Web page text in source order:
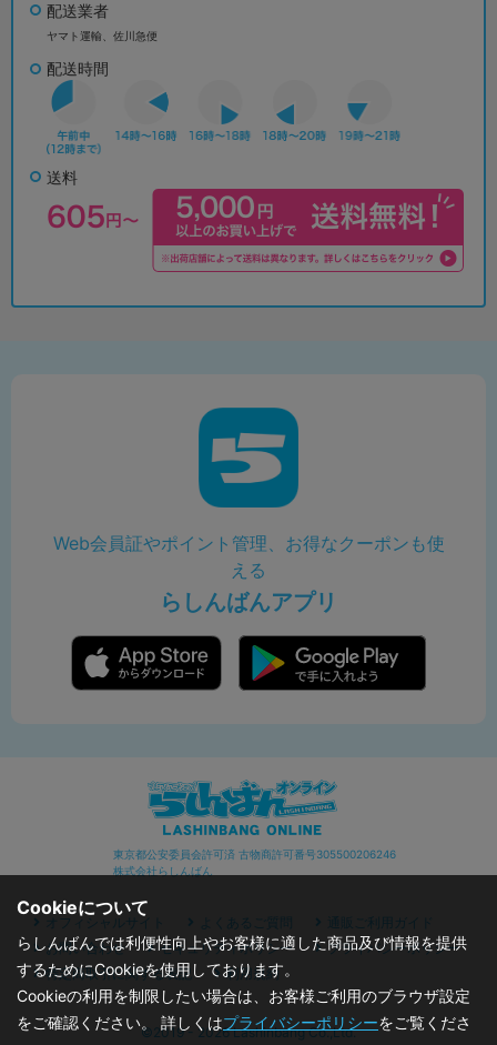
配送業者
ヤマト運輸、佐川急便
配送時間
送料
Web会員証やポイント管理、お得なクーポンも使
える
らしんばんアプリ
東京都公安委員会許可済 古物商許可番号305500206246
株式会社らしんばん
オフィシャルサイト よくあるご質問
通販ご利用ガイド
お問い合わせ
セキュリティポリシー
プライバシーポリシー
特定商取引に関する表記
利用規約
©2019 - 2026 Lashinbang Co.,Ltd.
Cookieについて
らしんばんでは利便性向上やお客様に適した商品及び情報を提供
するためにCookieを使用しております。
Cookieの利用を制限したい場合は、お客様ご利用のブラウザ設定
をご確認ください。 詳しくはプライバシーポリシーをご覧くださ